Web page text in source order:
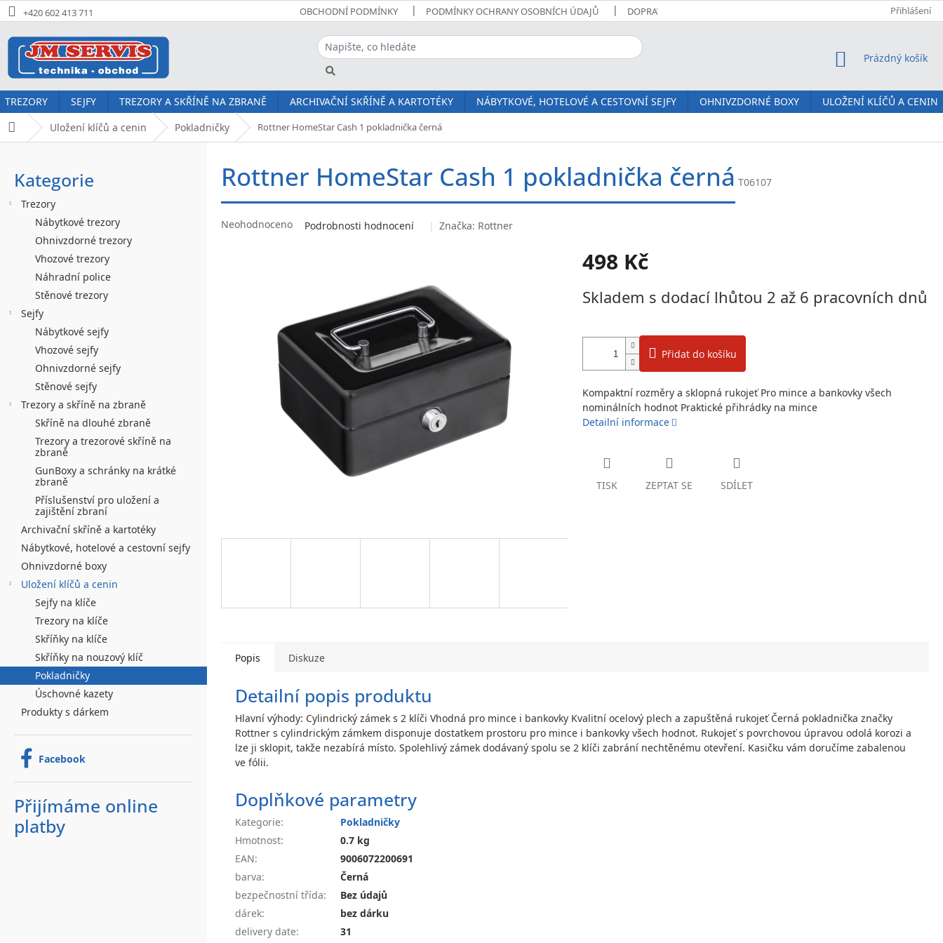
Přejít
na
obsah
+420 602 413 711 OBCHODNÍ PODMÍNKY PODMÍNKY OCHRANY OSOBNÍCH ÚDAJŮ DOPRAVA A PLATBA O NÁS
Přihlášení
NÁKUPNÍ KOŠÍK
Prázdný košík
TREZORY SEJFY TREZORY A SKŘÍNĚ NA ZBRANĚ ARCHIVAČNÍ SKŘÍNĚ A KARTOTÉKY NÁBYTKOVÉ, HOTELOVÉ A CESTOVNÍ SEJFY OHNIVZDORNÉ BOXY
ULOŽENÍ KLÍČŮ A CENIN
Domů Uložení klíčů a cenin Pokladničky Rottner HomeStar Cash 1 pokladnička černá
n
n
Přeskočit
kategorie
Kategorie
Trezory
Nábytkové trezory
Ohnivzdorné trezory
Vhozové trezory
Náhradní police
Stěnové trezory
Sejfy
Nábytkové sejfy
Vhozové sejfy
Ohnivzdorné sejfy
Stěnové sejfy
Trezory a skříně na zbraně
Skříně na dlouhé zbraně
Trezory a trezorové skříně na
zbraně
GunBoxy a schránky na krátké
zbraně
Příslušenství pro uložení a
zajištění zbraní
Archivační skříně a kartotéky
Nábytkové, hotelové a cestovní sejfy
Ohnivzdorné boxy
Uložení klíčů a cenin
Sejfy na klíče
Trezory na klíče
Skříňky na klíče
Skříňky na nouzový klíč
Pokladničky
Úschovné kazety
Produkty s dárkem
Facebook
Přijímáme online
platby
Rottner HomeStar Cash 1 pokladnička černá T06107
Průměrné
Neohodnoceno Podrobnosti hodnocení Značka: Rottner
498 Kč
cena:
Skladem s dodací lhůtou 2 až 6 pracovních dnů
Přidat do košíku
Kompaktní rozměry a sklopná rukojeť Pro mince a bankovky všech
nominálních hodnot Praktické přihrádky na mince
Detailní informace
TISK ZEPTAT SE SDÍLET
Popis Diskuze
Detailní popis produktu
Hlavní výhody: Cylindrický zámek s 2 klíči Vhodná pro mince i bankovky Kvalitní ocelový plech a zapuštěná rukojeť Černá pokladnička značky
Rottner s cylindrickým zámkem disponuje dostatkem prostoru pro mince i bankovky všech hodnot. Rukojeť s povrchovou úpravou odolá korozi a
lze ji sklopit, takže nezabírá místo. Spolehlivý zámek dodávaný spolu se 2 klíči zabrání nechtěnému otevření. Kasičku vám doručíme zabalenou
ve fólii.
Doplňkové parametry
Kategorie:
Pokladničky
Hmotnost:
0.7 kg
EAN:
9006072200691
barva:
Černá
bezpečnostní třída:
Bez údajů
dárek:
bez dárku
delivery date:
31